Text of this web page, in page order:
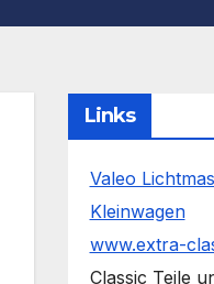
Links
Valeo
Kleinwagen
www.extra-
Classic Teile